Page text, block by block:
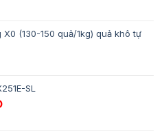
(130-150 quả/1kg) quả khô tự
SL